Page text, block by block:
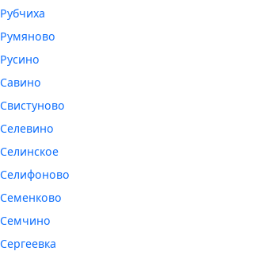
Рубчиха
Румяново
Русино
Савино
Свистуново
Селевино
Селинское
Селифоново
Семенково
Семчино
Сергеевка